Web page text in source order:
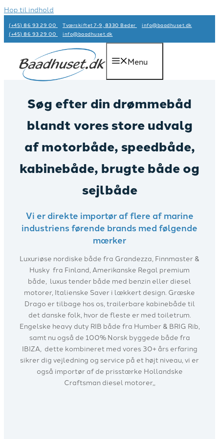
Hop til indhold
(+45) 86 93 29 00 Tværskiftet 7-9, 8330 Beder
info@baadhuset.dk​
(+45) 86 93 29 00
info@baadhuset.dk​
Menu
Søg efter din drømmebåd
blandt vores store udvalg
af motorbåde, speedbåde,
kabinebåde, brugte både og
sejlbåde
Vi er direkte importør af flere af marine
industriens førende brands med følgende
mærker
Luxuriøse nordiske både fra Grandezza, Finnmaster &
Husky fra Finland, Amerikanske Regal premium
både, luxus tender både med benzin eller diesel
motorer, Italienske Saver i lækkert design. Græske
Drago er tilbage hos os, trailerbare kabinebåde til
det danske folk, hvor de fleste er med toiletrum.
Engelske heavy duty RIB både fra Humber & BRIG Rib,
samt nu også de 100% Norsk byggede både fra
IBIZA, dette kombineret med vores 30+ års erfaring
sikrer dig vejledning og service på et højt niveau, vi er
også importør af de prisstærke Hollandske
Craftsman diesel motorer,,